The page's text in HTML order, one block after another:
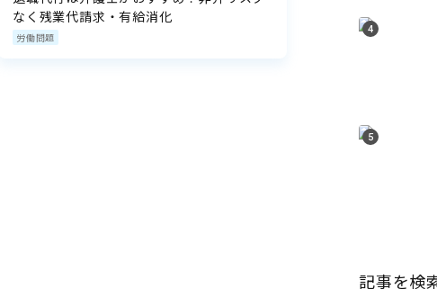
なく残業代請求・有給消化
労働問題
記事を検